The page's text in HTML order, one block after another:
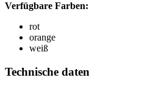
Verfügbare Farben:
rot
orange
weiß
Technische daten